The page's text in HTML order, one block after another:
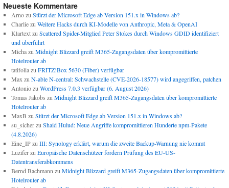
Neueste Kommentare
Arnozu Stürzt der Microsoft Edge ab Version 151.x in Windows ab?
Charliezu Weitere Hacks durch KI-Modelle von Anthropic, Meta & OpenAI
Klartextzu Scattered Spider-Mitglied Peter Stokes durch Windows GDID identifiziert
und überführt
Michazu Midnight Blizzard greift M365-Zugangsdaten über kompromittierte
Hotelrouter ab
tatifoliazu FRITZ!Box 5630 (Fiber) verfügbar
Max zu N-able N-central: Schwachstelle (CVE-2026-18577) wird angegriffen, patchen
Antoniozu WordPress 7.0.3 verfügbar (6. August 2026)
Tomas Jakobs zu Midnight Blizzard greift M365-Zugangsdaten über kompromittierte
Hotelrouter ab
MaxB zu Stürzt der Microsoft Edge ab Version 151.x in Windows ab?
su_sicherzu Shaid Hulud: Neue Angriffe kompromittieren Hunderte npm-Pakete
(4.8.2026)
Eine_IPzu III: Synology erklärt, warum die zweite Backup-Warnung nie kommt
Luziferzu Europäische Datenschützer fordern Prüfung des EU-US-
Datentransferabkommens
Bernd Bachmann zu Midnight Blizzard greift M365-Zugangsdaten über kompromittierte
Hotelrouter ab